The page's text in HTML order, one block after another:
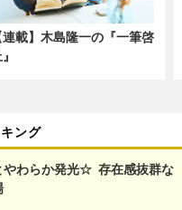
連載】木島隆一の『一筆啓
』
ング
やわらか発光☆ 存在感抜群な